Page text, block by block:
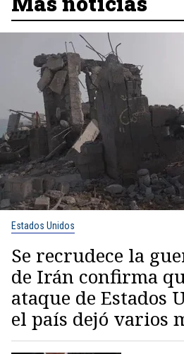
Estados Unidos
Se recrudece la
de Irán confirma
ataque de Estados
el país dejó varios